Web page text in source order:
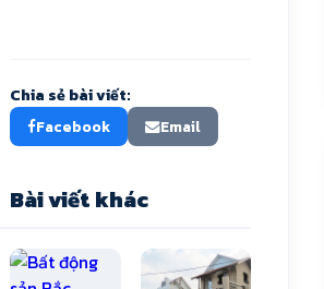
Chia sẻ bài viết:
Facebook Email
Bài viết khác